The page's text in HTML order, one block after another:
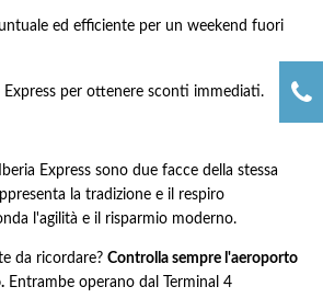
ed efficiente per un weekend fuori
Express per ottenere sconti immediati.
Express sono due facce della stessa
la tradizione e il respiro
l'agilità e il risparmio moderno.
da ricordare? Controlla sempre l'aeroporto
Entrambe operano dal Terminal 4